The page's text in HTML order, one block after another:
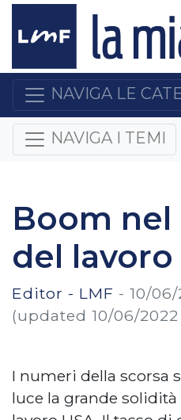
NAVIGA LE
NAVIGA I TEMI
Boom
del lavoro
Editor - LMF - 10/06/
(updated 10/06/2022
I numeri della scorsa
luce la grande